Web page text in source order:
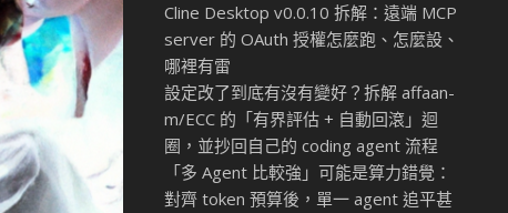
Cline Desktop v0.0.10 拆解：遠端 MCP
server 的 OAuth 授權怎麼跑、怎麼設、
哪裡有雷
設定改了到底有沒有變好？拆解 affaan-
m/ECC 的「有界評估 + 自動回滾」迴
圈，並抄回自己的 coding agent 流程
「多 Agent 比較強」可能是算力錯覺：
對齊 token 預算後，單一 agent 追平甚